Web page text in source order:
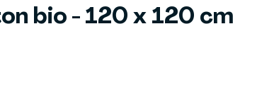
bio - 120 x 120 cm